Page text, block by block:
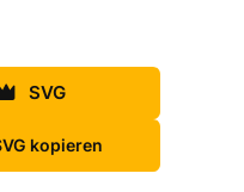
SVG
kopieren